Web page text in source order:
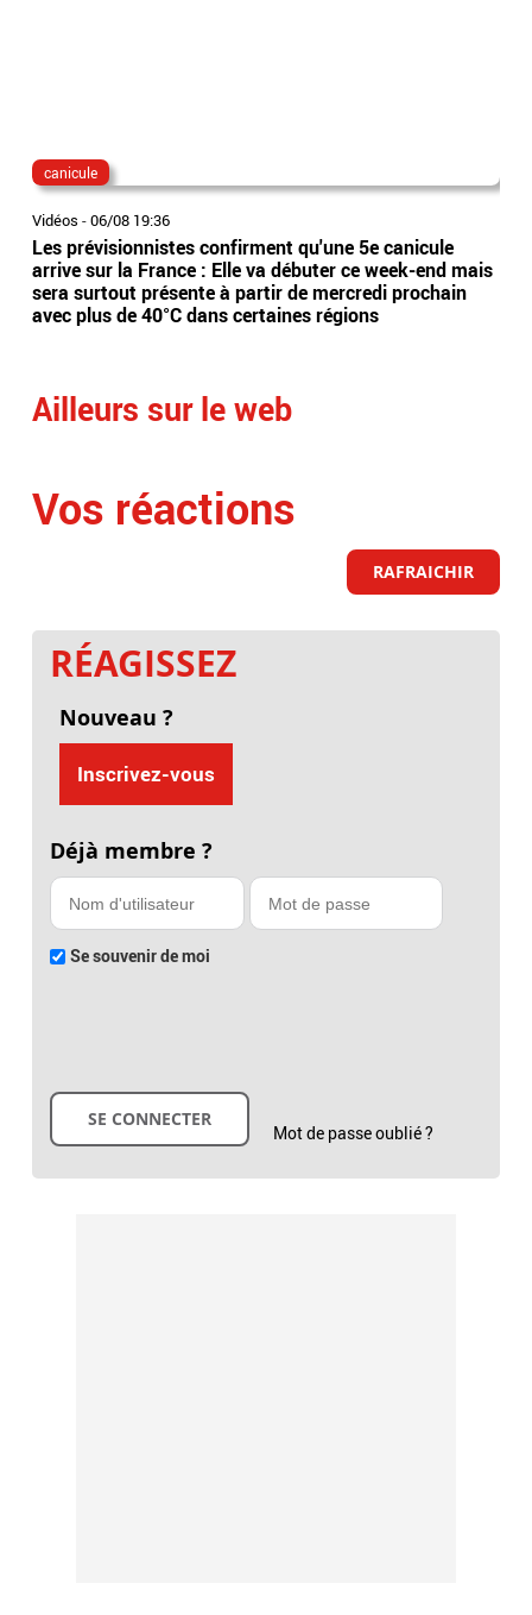
canicule
Vidéos -06/08 19:36
Les prévisionnistes confirment qu'une 5e canicule
arrive sur la France : Elle va débuter ce week-end mais
sera surtout présente à partir de mercredi prochain
avec plus de 40°C dans certaines régions
Ailleurs sur le web
Vos réactions
RAFRAICHIR
RÉAGISSEZ
Nouveau ?
Inscrivez-vous
Déjà membre ?
Se souvenir de moi
Mot de passe oublié ?